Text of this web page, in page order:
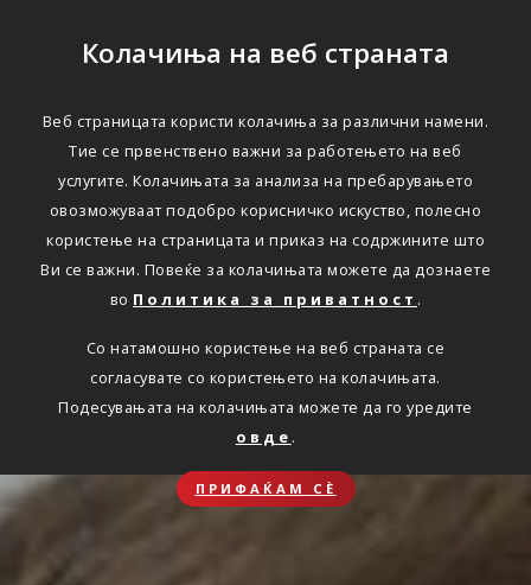
Колачиња на веб страната
Веб страницата користи колачиња за различни намени.
Тие се првенствено важни за работењето на веб
услугите. Колачињата за анализа на пребарувањето
овозможуваат подобро корисничко искуство, полесно
користење на страницата и приказ на содржините што
Ви се важни. Повеќе за колачињата можете да дознаете
во Политика за приватност .
Со натамошно користење на веб страната се
согласувате со користењето на колачињата.
Подесувањата на колачињата можете да го уредите
овде .
ПРИФАЌАМ СЀ